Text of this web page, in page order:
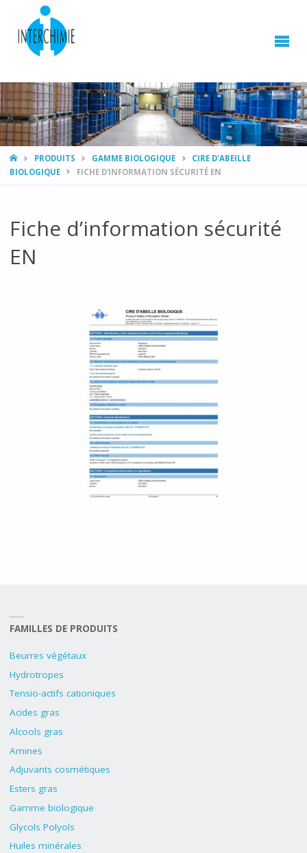
HOMEPRODUITS GAMME BIOLOGIQUE
CIRE D'ABEILLE
BIOLOGIQUE
FICHE D’INFORMATION SÉCURITÉ EN
Fiche d’information sécurité
EN
FAMILLES DE PRODUITS
Beurres végétaux
Hydrotropes
Tensio-actifs cationiques
Acides gras
Alcools gras
Amines
Adjuvants cosmétiques
Esters gras
Gamme biologique
Glycols Polyols
Huiles minérales